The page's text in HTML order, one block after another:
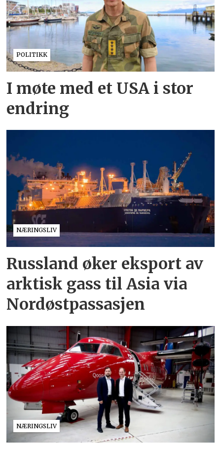
POLITIKK
I møte med et USA i stor
endring
NÆRINGSLIV
Russland øker eksport av
arktisk gass til Asia via
Nordøstpassasjen
NÆRINGSLIV